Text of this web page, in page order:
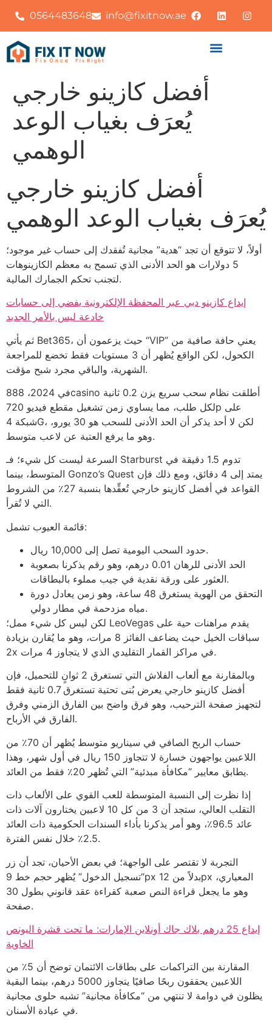
0564483648 info@fixitnow.ae
أفضل كازينو خارجي
يُعرَف بغياب الوعد
الوهمي
أفضل كازينو خارجي
يُعرَف بغياب الوعد الوهمي
أولاً، لا تتوقع أن تجد “هدية” مجانية تُفقدك إلى حساب غير موجود؛
5 دولارات هو الحد الأدنى الذي تسمح به معظم الكازينوهات
لتجنب تحكم الجمارك المالية.
إيداع كازينو دبي عبر المحفظة الإلكترونية يفضي إلى حسابات
خادعة ليس بالأمر الجديد
ثم يأتي Bet365، حيث يزعمون أن “VIP” يعني حافة صافية من
الكحول، لكن الواقع يُظهر أن 3 مستويات فقط تخضع للمراجعة
الشهرية، والباقي مجرد شبح مؤقت.
في 2024، 888casino أطلقت نظام سحب سريع يزن 0.2 ثانية
لكل طلب، مما يساوي زمن تشغيل مقطع فيديو 720p على
شبكة 4G، لكن لا أحد يذكر أن الحد الأدنى للسحب هو 30 يورو،
وهو ما يرفع العتبة عن لاعب متوسط.
السرعة ليست كل شيء؛ فـ Starburst تدوم 1.5 دقيقة في
المتوسط، بينما Gonzo’s Quest يمتد إلى 4 دقائق، ومع ذلك فإن
القواعد في أفضل كازينو خارجي تُعقِّدها بنسبة 27٪ من الشروط
التي لا تُقرأ.
قائمة العيوب تشمل:
حدود السحب اليومية تصل إلى 10,000 ريال.
الحد الأدنى للرهان 0.01 درهم، وهو رقم يذكرنا بصعوبة
العثور على ورقة نقدية في جيب مملوء بالبطاقات.
التحقق من الهوية يستغرق 48 ساعة، وهو زمن يعادل دورة
مياه مزدحمة في مطار دولي.
لكن ليس كل شيء ممل؛ LeoVegas يقدم مراهنات حية على
سباقات الخيل حيث يضاعف الفائز 8 مرات، وهو ما يُقارن بزيادة
2x في مراكز القمار التقليدي الذي لا يتجاوز 4 مرات.
وبالمقارنة مع ألعاب الفلاش التي تستغرق 2 ثوانٍ للتحميل، فإن
أفضل كازينو خارجي يعرض بُنى تحتية تستغرق 0.7 ثانية فقط
لتجهيز صفحة الترحيب، وهو فرق واضح بين الفارق الزمني وفرق
الفارق في الأرباح.
حساب الربح الصافي في سيناريو متوسط يُظهر أن 70٪ من
اللاعبين يواجهون خسارة لا تتجاوز 150 ريال في أول شهر، وهذا
يطابق معايير “مكافأة مبدئية” التي تُظهر 20٪ فقط من العائد.
إذا نظرت إلى النسبة المتوسطة للعب القوي على الألعاب ذات
التقلب العالي، ستجد أن 3 من كل 10 لاعبين يختارون آلات ذات
عائد 96.5٪، وهو أمر يذكرنا بأداء السندات الحكومية ذات العائد
2.5٪ خلال نفس الفترة.
التجربة لا تقتصر على الواجهة؛ في بعض الأحيان، تجد أن زر
“تسجيل الدخول” يُظهر حجم خط 9px بدلاً من 12px المعياري،
وهو ما يجعل قراءة النص صعبة كقراءة عقد قانوني بطول 30
صفحة.
إيداع 25 درهم بلاك جاك أونلاين الإمارات: ما تحت قشرة البونص
الخاوية
المقارنة بين التراكمات على بطاقات الائتمان توضح أن 5٪ من
اللاعبين يحققون ربحًا صافيًا يتجاوز 5000 درهم، بينما البقية
يظلون في دوامة لا تنتهي من “مكافأة مجانية” تشبه حلوى مجانية
في عيادة الأسنان.